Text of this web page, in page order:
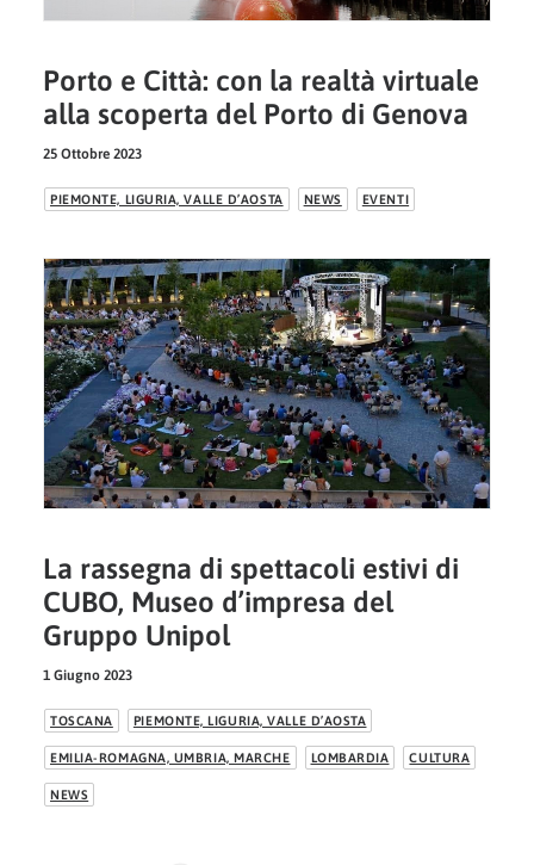
Porto e Città: con la realtà virtuale
alla scoperta del Porto di Genova
25 Ottobre 2023
PIEMONTE, LIGURIA, VALLE D’AOSTA NEWS EVENTI
La rassegna di spettacoli estivi di
CUBO, Museo d’impresa del
Gruppo Unipol
1 Giugno 2023
TOSCANA PIEMONTE, LIGURIA, VALLE D’AOSTA
EMILIA-ROMAGNA, UMBRIA, MARCHE LOMBARDIA CULTURA
NEWS